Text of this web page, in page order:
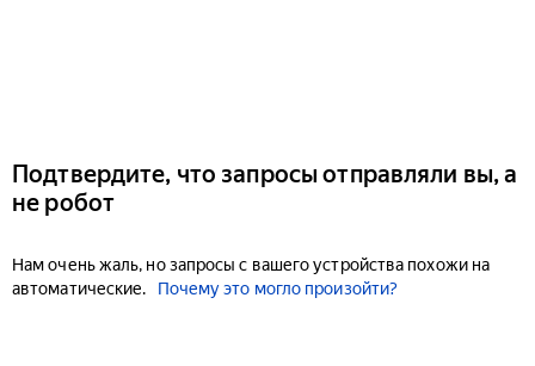
Подтвердите, что запросы отправляли вы, а
не робот
Нам очень жаль, но запросы с вашего устройства похожи на
автоматические.
Почему это могло произойти?